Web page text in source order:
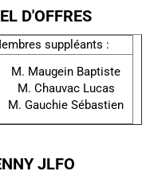
Mme Queille Patricia
Mme Alrivie Elodie
M. Maugein Baptiste
M. Chauvac Lucas
D'OFFRES
suppléants :
M. Maugein Baptiste
M. Chauvac Lucas
M. Gauchie Sébastien
JLFO